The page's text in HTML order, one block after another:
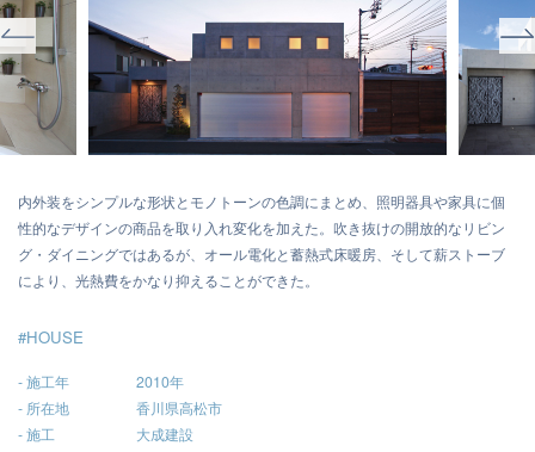
内外装をシンプルな形状とモノトーンの色調にまとめ、照明器具や家具に個
性的なデザインの商品を取り入れ変化を加えた。吹き抜けの開放的なリビン
グ・ダイニングではあるが、オール電化と蓄熱式床暖房、そして薪ストーブ
により、光熱費をかなり抑えることができた。
#HOUSE
施工年
2010年
所在地
香川県高松市
施工
大成建設